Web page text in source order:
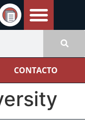
CONTACTO